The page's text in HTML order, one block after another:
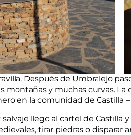
Después de Umbralejo
montañas y muchas curvas. La
en la comunidad de Castilla –
llego al cartel de
tirar piedras o